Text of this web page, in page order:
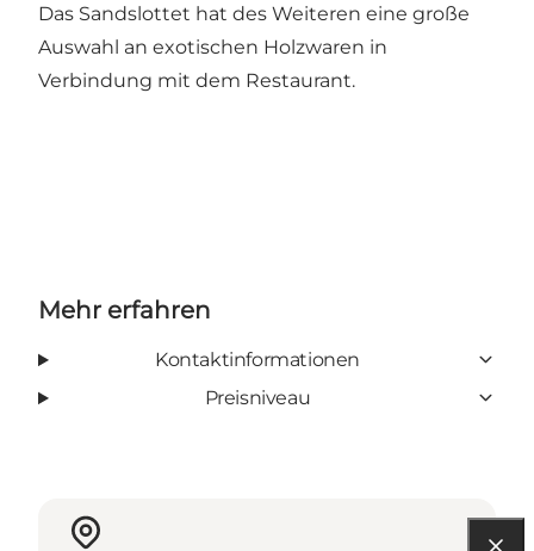
Das Sandslottet hat des Weiteren eine große
Auswahl an exotischen Holzwaren in
Verbindung mit dem Restaurant.
Mehr erfahren
Kontaktinformationen
Preisniveau